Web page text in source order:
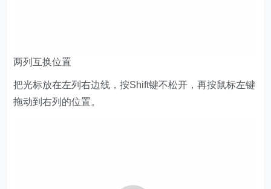
两列互换位置
把光标放在左列右边线，按Shift键不松开，再按鼠标左键
拖动到右列的位置。